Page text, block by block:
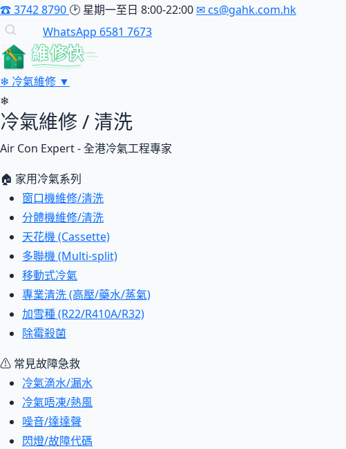
☎3742 8790 🕑 星期一至日 8:00-22:00 ✉cs@gahk.com.hk
WhatsApp 6581 7673
維修快
❄ 冷氣維修 ▼
❄
冷氣維修 / 清洗
Air Con Expert - 全港冷氣工程專家
🏠 家用冷氣系列
窗口機維修/清洗
分體機維修/清洗
天花機 (Cassette)
多聯機 (Multi-split)
移動式冷氣
專業清洗 (高壓/藥水/蒸氣)
加雪種 (R22/R410A/R32)
除霉殺菌
⚠ 常見故障急救
冷氣滴水/漏水
冷氣唔凍/熱風
噪音/達達聲
閃燈/故障代碼